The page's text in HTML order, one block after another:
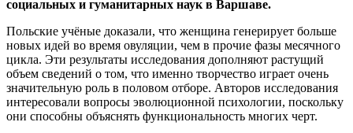
социальных и гуманитарных наук в Варшаве.
Польские учёные доказали, что женщина генерирует больше
новых идей во время овуляции, чем в прочие фазы месячного
цикла. Эти результаты исследования дополняют растущий
объем сведений о том, что именно творчество играет очень
значительную роль в половом отборе. Авторов исследования
интересовали вопросы эволюционной психологии, поскольку
они способны объяснять функциональность многих черт.